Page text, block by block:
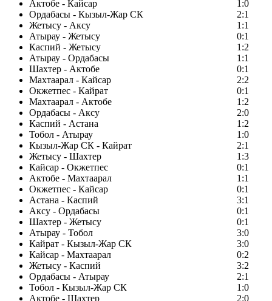
Актобе - Кайсар
1:0
Ордабасы - Кызыл-Жар СК
2:1
Жетысу - Аксу
1:1
Атырау - Жетысу
0:1
Каспий - Жетысу
1:2
Атырау - Ордабасы
1:1
Шахтер - Актобе
0:1
Махтаарал - Кайсар
2:2
Окжетпес - Кайрат
0:1
Махтаарал - Актобе
1:2
Ордабасы - Аксу
2:0
Каспий - Астана
1:2
Тобол - Атырау
1:0
Кызыл-Жар СК - Кайрат
2:1
Жетысу - Шахтер
1:3
Кайсар - Окжетпес
0:1
Актобе - Махтаарал
1:1
Окжетпес - Кайсар
0:1
Астана - Каспий
3:1
Аксу - Ордабасы
0:1
Шахтер - Жетысу
0:1
Атырау - Тобол
3:0
Кайрат - Кызыл-Жар СК
3:0
Кайсар - Махтаарал
0:2
Жетысу - Каспий
3:2
Ордабасы - Атырау
2:1
Тобол - Кызыл-Жар СК
1:0
Актобе - Шахтер
2:0